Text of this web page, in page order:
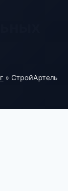
» СтройАртель